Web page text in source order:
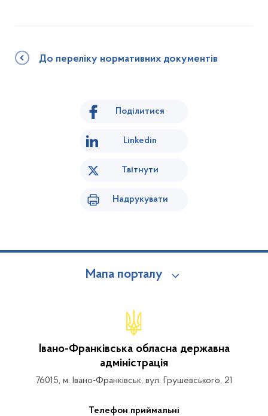
До переліку нормативних документів
Поділитися
Linkedin
Твітнути
Надрукувати
Мапа порталу
Івано-Франківська обласна державна
адміністрація
76015, м. Івано-Франківськ, вул. Грушевського, 21
Телефон приймальні